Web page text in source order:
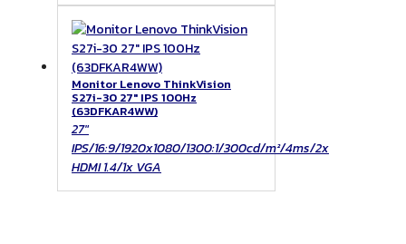
Monitor Lenovo ThinkVision
S27i-30 27″ IPS 100Hz
(63DFKAR4WW)
27"
IPS/16:9/1920x1080/1300:1/300cd/m²/4ms/2x
HDMI 1.4/1x VGA